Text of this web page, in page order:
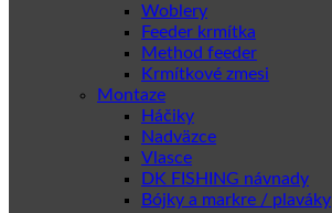
Woblery
Feeder krmítka
Method feeder
Krmítkové zmesi
Montaze
Háčiky
Nadväzce
Vlasce
DK FISHING návnady
Bójky a markre / plaváky